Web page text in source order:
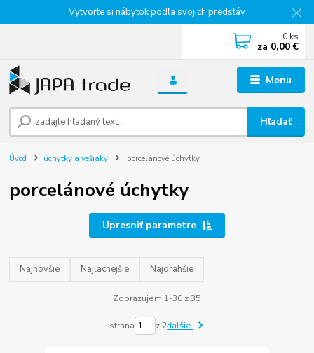
Vytvorte si nábytok podľa svojich predstáv
Menu
Hľadať
0 ks
za 0,00 €
Úvod úchytky a vešiaky porcelánové úchytky
porcelánové úchytky
Upresniť parametre
Najnovšie Najlacnejšie Najdrahšie
Zobrazujem 1-30 z 35
strana z 2ďalšie